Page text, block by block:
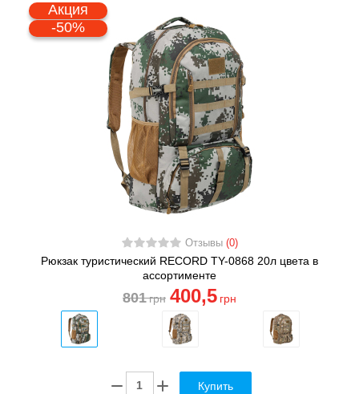
Акция
-50%
Отзывы (0)
Рюкзак туристический RECORD TY-0868 20л цвета в
ассортименте
801грн 400,5 грн
Купить